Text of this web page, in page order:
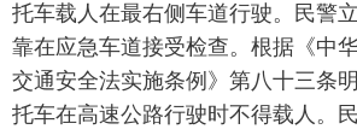
托车载人在最右侧车道行驶。民警
靠在应急车道接受检查。根据《中
交通安全法实施条例》第八十三条
托车在高速公路行驶时不得载人。